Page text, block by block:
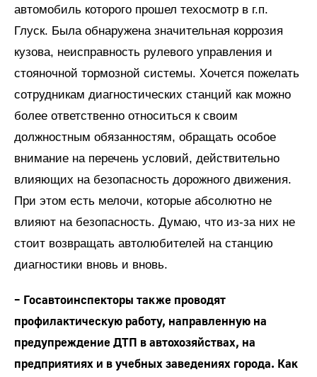
автомобиль которого прошел техосмотр в г.п.
Глуск. Была обнаружена значительная коррозия
кузова, неисправность рулевого управления и
стояночной тормозной системы. Хочется пожелать
сотрудникам диагностических станций как можно
более ответственно относиться к своим
должностным обязанностям, обращать особое
внимание на перечень условий, действительно
влияющих на безопасность дорожного движения.
При этом есть мелочи, которые абсолютно не
влияют на безопасность. Думаю, что из-за них не
стоит возвращать автолюбителей на станцию
диагностики вновь и вновь.
– Госавтоинспекторы также проводят
профилактическую работу, направленную на
предупреждение ДТП в автохозяйствах, на
предприятиях и в учебных заведениях города. Как